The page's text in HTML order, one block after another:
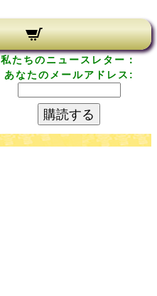
私たちのニュースレター：
あなたのメールアドレス:
購読する